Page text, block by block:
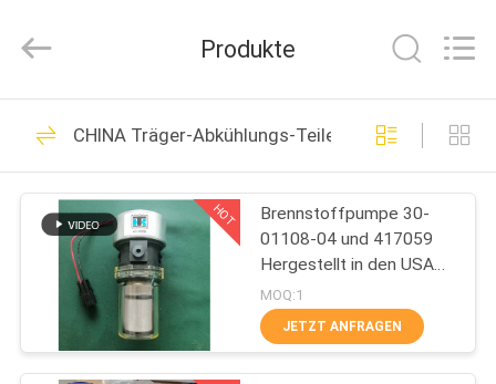
HAUSE
PRODUKTE
INDUSTRY
Rights
Thermo König
Refrigeration Units
113
21
Produkte
CHINA Träger-Abkühlungs-Teile
HOT
Brennstoffpumpe 30-
01108-04 und 417059
Hergestellt in den USA
Ersatz für 30-66840-00
MOQ:1
JETZT ANFRAGEN